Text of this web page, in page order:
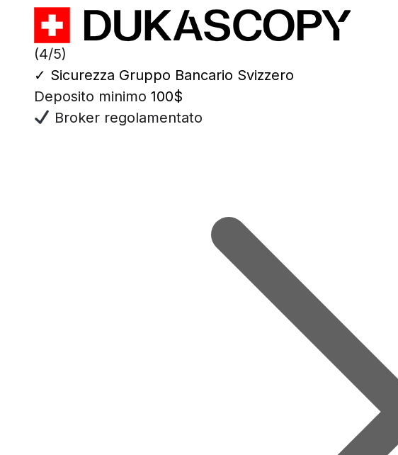
(4/5)
✓ Sicurezza Gruppo Bancario Svizzero
Deposito minimo 100$
Broker regolamentato